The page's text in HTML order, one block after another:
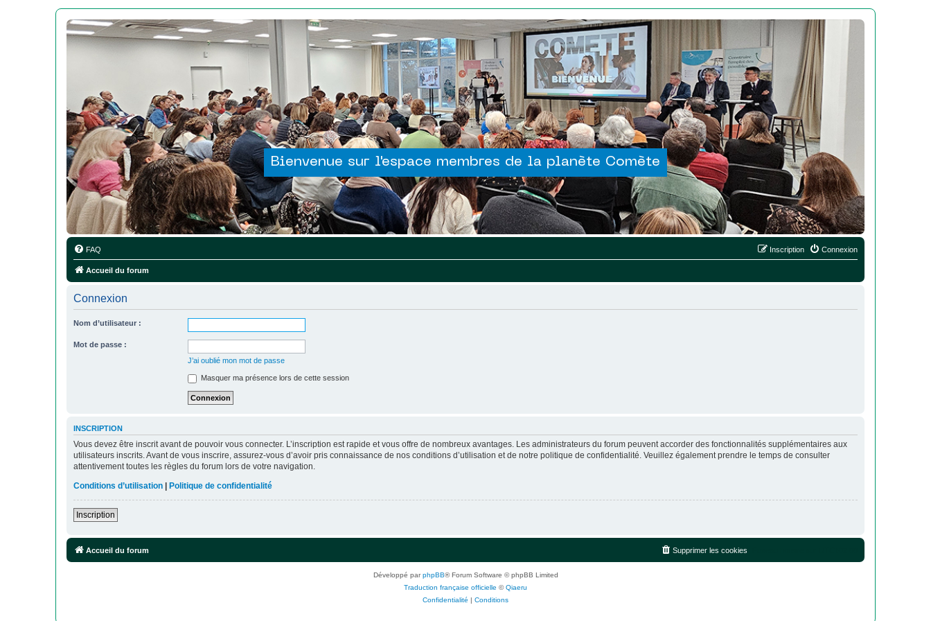
Bienvenue sur l'espace membres de la planète Comète
FAQ Connexion
Inscription
Accueil du forum
Connexion
Nom d’utilisateur :
Mot de passe :
J’ai oublié mon mot de passe
Masquer ma présence lors de cette session
INSCRIPTION
Vous devez être inscrit avant de pouvoir vous connecter. L’inscription est rapide et vous offre de nombreux avantages. Les administrateurs du forum peuvent accorder des fonctionnalités supplémentaires aux
utilisateurs inscrits. Avant de vous inscrire, assurez-vous d’avoir pris connaissance de nos conditions d’utilisation et de notre politique de confidentialité. Veuillez également prendre le temps de consulter
attentivement toutes les règles du forum lors de votre navigation.
Conditions d’utilisation
Politique de confidentialité
Inscription
Accueil du forum Supprimer les cookies
Développé parphpBB® Forum Software © phpBB Limited
Traduction française officielle ©Qiaeru
Confidentialité | Conditions